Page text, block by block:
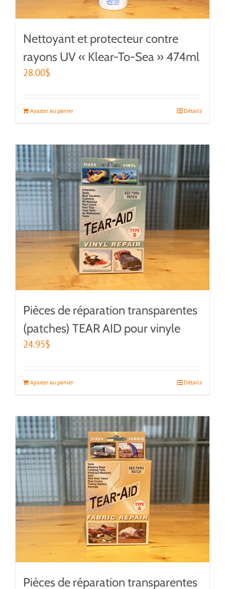
Nettoyant et protecteur contre
rayons UV « Klear-To-Sea » 474ml
28.00$
Ajouter au panier Détails
Pièces de réparation transparentes
(patches) TEAR AID pour vinyle
24.95$
Ajouter au panier Détails
Pièces de réparation transparentes